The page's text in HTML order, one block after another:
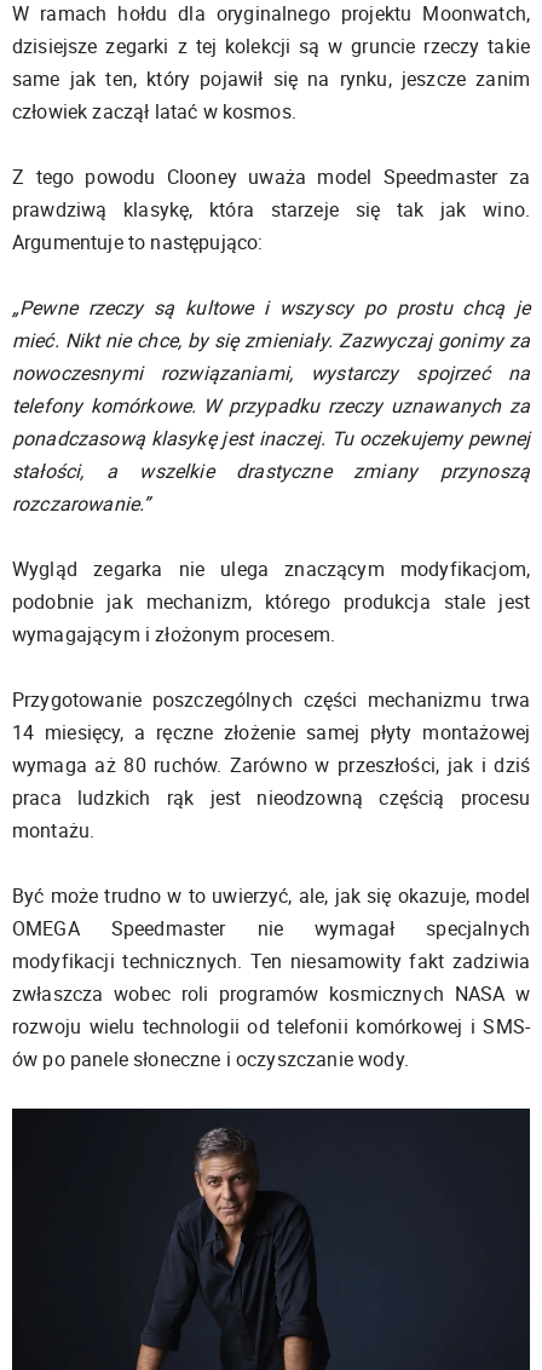
W ramach hołdu dla oryginalnego projektu Moonwatch,
dzisiejsze zegarki z tej kolekcji są w gruncie rzeczy takie
same jak ten, który pojawił się na rynku, jeszcze zanim
człowiek zaczął latać w kosmos.
Z tego powodu Clooney uważa model Speedmaster za
prawdziwą klasykę, która starzeje się tak jak wino.
Argumentuje to następująco:
„Pewne rzeczy są kultowe i wszyscy po prostu chcą je
mieć. Nikt nie chce, by się zmieniały. Zazwyczaj gonimy za
nowoczesnymi rozwiązaniami, wystarczy spojrzeć na
telefony komórkowe. W przypadku rzeczy uznawanych za
ponadczasową klasykę jest inaczej. Tu oczekujemy pewnej
stałości, a wszelkie drastyczne zmiany przynoszą
rozczarowanie.”
Wygląd zegarka nie ulega znaczącym modyfikacjom,
podobnie jak mechanizm, którego produkcja stale jest
wymagającym i złożonym procesem.
Przygotowanie poszczególnych części mechanizmu trwa
14 miesięcy, a ręczne złożenie samej płyty montażowej
wymaga aż 80 ruchów. Zarówno w przeszłości, jak i dziś
praca ludzkich rąk jest nieodzowną częścią procesu
montażu.
Być może trudno w to uwierzyć, ale, jak się okazuje, model
OMEGA Speedmaster nie wymagał specjalnych
modyfikacji technicznych. Ten niesamowity fakt zadziwia
zwłaszcza wobec roli programów kosmicznych NASA w
rozwoju wielu technologii od telefonii komórkowej i SMS-
ów po panele słoneczne i oczyszczanie wody.